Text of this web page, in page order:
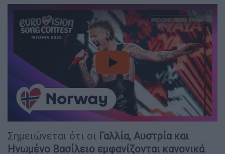
video
Σημειώνεται ότι οι Γαλλία, Αυστρία και
Ηνωμένο Βασίλειο εμφανίζονται κανονικά